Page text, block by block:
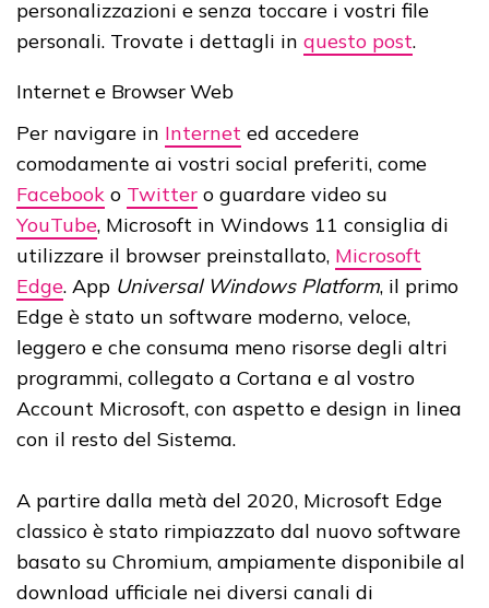
personalizzazioni e senza toccare i vostri file
personali. Trovate i dettagli in questo post.
Internet e Browser Web
Per navigare in Internet ed accedere
comodamente ai vostri social preferiti, come
Facebook o Twitter o guardare video su
YouTube, Microsoft in Windows 11 consiglia di
utilizzare il browser preinstallato, Microsoft
Edge. App Universal Windows Platform, il primo
Edge è stato un software moderno, veloce,
leggero e che consuma meno risorse degli altri
programmi, collegato a Cortana e al vostro
Account Microsoft, con aspetto e design in linea
con il resto del Sistema.
A partire dalla metà del 2020, Microsoft Edge
classico è stato rimpiazzato dal nuovo software
basato su Chromium, ampiamente disponibile al
download ufficiale nei diversi canali di